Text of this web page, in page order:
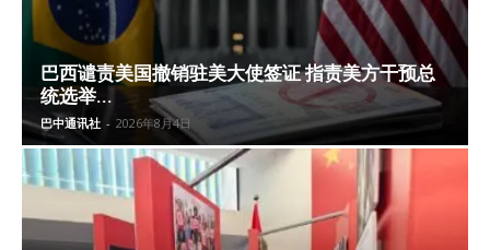
巴西谴责美国撤销驻美大使签证 指责美方干预总
统选举...
巴中通讯社 - 2026年8月4日